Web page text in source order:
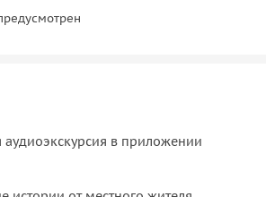
аудиоэкскурсия в приложении